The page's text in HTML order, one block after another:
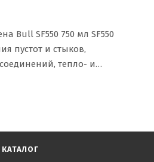
Bull SF550 750 мл SF550
пустот и стыков,
тепло- и
панелей. Пена обладает
КАТАЛОГ